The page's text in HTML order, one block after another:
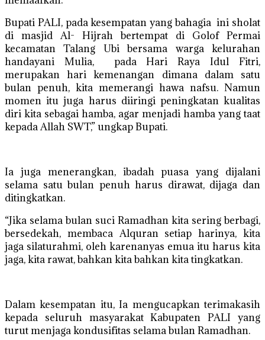
Bupati PALI, pada kesempatan yang bahagia ini sholat
di masjid Al- Hijrah bertempat di Golof Permai
kecamatan Talang Ubi bersama warga kelurahan
handayani Mulia, pada Hari Raya Idul Fitri,
merupakan hari kemenangan dimana dalam satu
bulan penuh, kita memerangi hawa nafsu. Namun
momen itu juga harus diiringi peningkatan kualitas
diri kita sebagai hamba, agar menjadi hamba yang taat
kepada Allah SWT,” ungkap Bupati.
Ia juga menerangkan, ibadah puasa yang dijalani
selama satu bulan penuh harus dirawat, dijaga dan
ditingkatkan.
“Jika selama bulan suci Ramadhan kita sering berbagi,
bersedekah, membaca Alquran setiap harinya, kita
jaga silaturahmi, oleh karenanyas emua itu harus kita
jaga, kita rawat, bahkan kita bahkan kita tingkatkan.
Dalam kesempatan itu, Ia mengucapkan terimakasih
kepada seluruh masyarakat Kabupaten PALI yang
turut menjaga kondusifitas selama bulan Ramadhan.